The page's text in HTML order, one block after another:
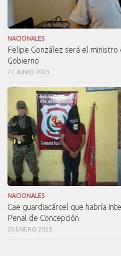
NACIONALES
Felipe González será el ministro
Gobierno
27 JUNIO 2023
NACIONALES
Cae guardiacárcel que habría
Penal de Concepción
20 ENERO 2023